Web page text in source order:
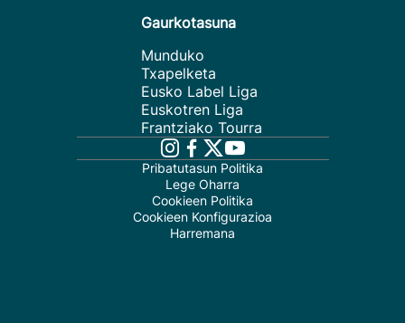
Gaurkotasuna
Munduko
Txapelketa
Eusko Label Liga
Euskotren Liga
Frantziako Tourra
Pribatutasun Politika
Lege Oharra
Cookieen Politika
Cookieen Konfigurazioa
Harremana